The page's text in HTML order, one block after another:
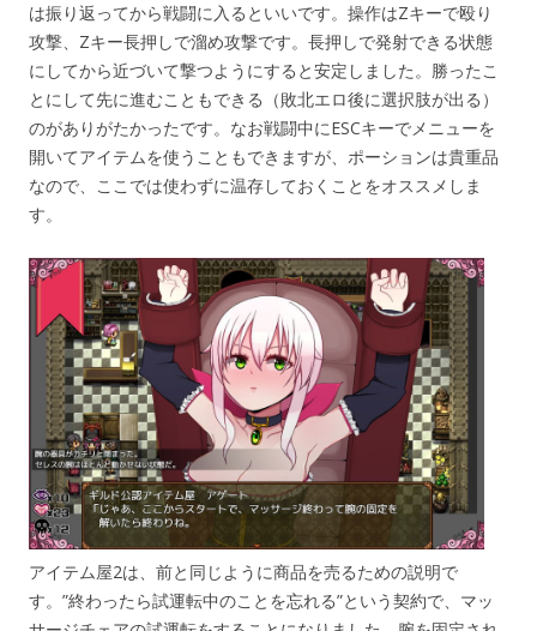
は振り返ってから戦闘に入るといいです。操作はZキーで殴り
攻撃、Zキー長押しで溜め攻撃です。長押しで発射できる状態
にしてから近づいて撃つようにすると安定しました。勝ったこ
とにして先に進むこともできる（敗北エロ後に選択肢が出る）
のがありがたかったです。なお戦闘中にESCキーでメニューを
開いてアイテムを使うこともできますが、ポーションは貴重品
なので、ここでは使わずに温存しておくことをオススメしま
す。
アイテム屋2は、前と同じように商品を売るための説明で
す。”終わったら試運転中のことを忘れる”という契約で、マッ